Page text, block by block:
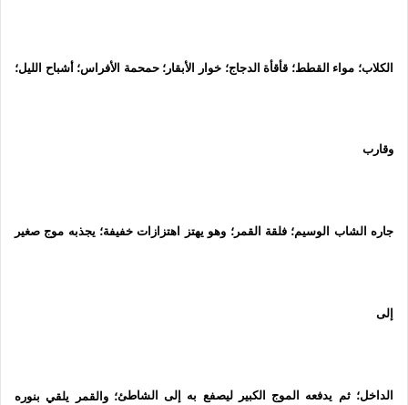
الكلاب؛ مواء القطط؛ قأقأة الدجاج؛ خوار الأبقار؛ حمحمة الأفراس؛ أشباح الليل؛
وقارب
جاره الشاب الوسيم؛ فلقة القمر؛ وهو يهتز اهتزازات خفيفة؛ يجذبه موج صغير
إلى
الداخل؛ ثم يدفعه الموج الكبير ليصفع به إلى الشاطئ؛ والقمر يلقي بنوره